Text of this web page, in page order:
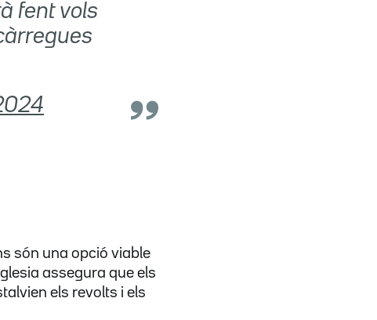
fent vols
són una opció viable
assegura que els
els revolts i els